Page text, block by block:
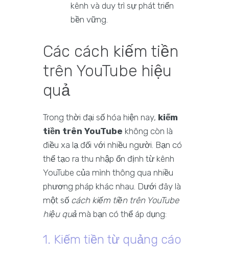
kênh và duy trì sự phát triển
bền vững.
Các cách kiếm tiền
trên YouTube hiệu
quả
Trong thời đại số hóa hiện nay, kiếm
tiền trên YouTube không còn là
điều xa lạ đối với nhiều người. Bạn có
thể tạo ra thu nhập ổn định từ kênh
YouTube của mình thông qua nhiều
phương pháp khác nhau. Dưới đây là
một số cách kiếm tiền trên YouTube
hiệu quả mà bạn có thể áp dụng:
1. Kiếm tiền từ quảng cáo